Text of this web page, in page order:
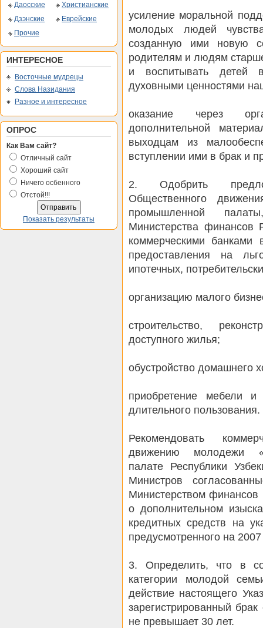
Даосские
Христианские
Дзэнские
Еврейские
Прочие
ИНТЕРЕСНОЕ
Восточные мудрецы
Слова Назидания
Разное и интересное
ОПРОС
Как Вам сайт?
Отличный сайт
Хороший сайт
Ничего осбенного
Отстой!!!
Показать результаты
усиление моральной
молодых людей
созданную ими новую
родителям и людям
и воспитывать детей
духовными ценностями
оказание через
дополнительной
выходцам из
вступлении ими в брак и
2. Одобрить
Общественного
промышленной
Министерства финансов
коммерческими
предоставления на
ипотечных,
организацию малого
строительство,
доступного жилья;
обустройство домашнего
приобретение мебели
длительного пользования.
Рекомендовать
движению молодежи
палате Республики
Министров
Министерством финансов
о дополнительном
кредитных средств на
предусмотренного на
3. Определить, что в
категории молодой
действие настоящего
зарегистрированный
не превышает 30 лет.